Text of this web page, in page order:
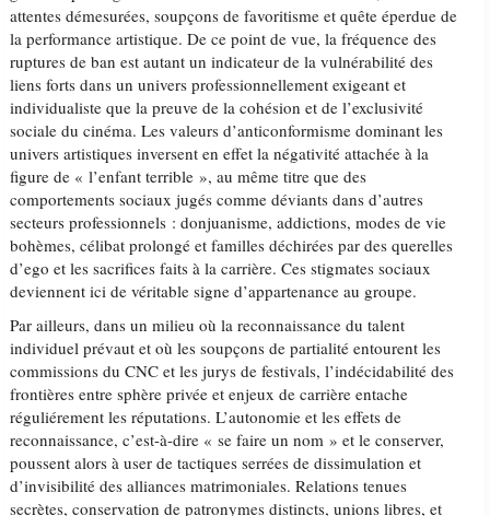
attentes démesurées, soupçons de favoritisme et quête éperdue de
la performance artistique. De ce point de vue, la fréquence des
ruptures de ban est autant un indicateur de la vulnérabilité des
liens forts dans un univers professionnellement exigeant et
individualiste que la preuve de la cohésion et de l’exclusivité
sociale du cinéma. Les valeurs d’anticonformisme dominant les
univers artistiques inversent en effet la négativité attachée à la
figure de « l’enfant terrible », au même titre que des
comportements sociaux jugés comme déviants dans d’autres
secteurs professionnels : donjuanisme, addictions, modes de vie
bohèmes, célibat prolongé et familles déchirées par des querelles
d’ego et les sacrifices faits à la carrière. Ces stigmates sociaux
deviennent ici de véritable signe d’appartenance au groupe.
Par ailleurs, dans un milieu où la reconnaissance du talent
individuel prévaut et où les soupçons de partialité entourent les
commissions du CNC et les jurys de festivals, l’indécidabilité des
frontières entre sphère privée et enjeux de carrière entache
réguliérement les réputations. L’autonomie et les effets de
reconnaissance, c’est-à-dire « se faire un nom » et le conserver,
poussent alors à user de tactiques serrées de dissimulation et
d’invisibilité des alliances matrimoniales. Relations tenues
secrètes, conservation de patronymes distincts, unions libres, et